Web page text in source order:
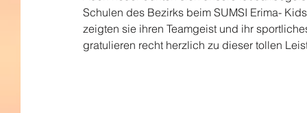
Schulen des Bezirks beim SUMSI Erima-
zeigten sie ihren Teamgeist und ihr
gratulieren recht herzlich zu dieser tollen